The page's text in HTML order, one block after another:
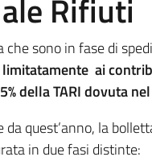
Rifiuti
sono in fase di
limitatamente ai
della TARI dovuta
da quest’anno, la
in due fasi distinte: